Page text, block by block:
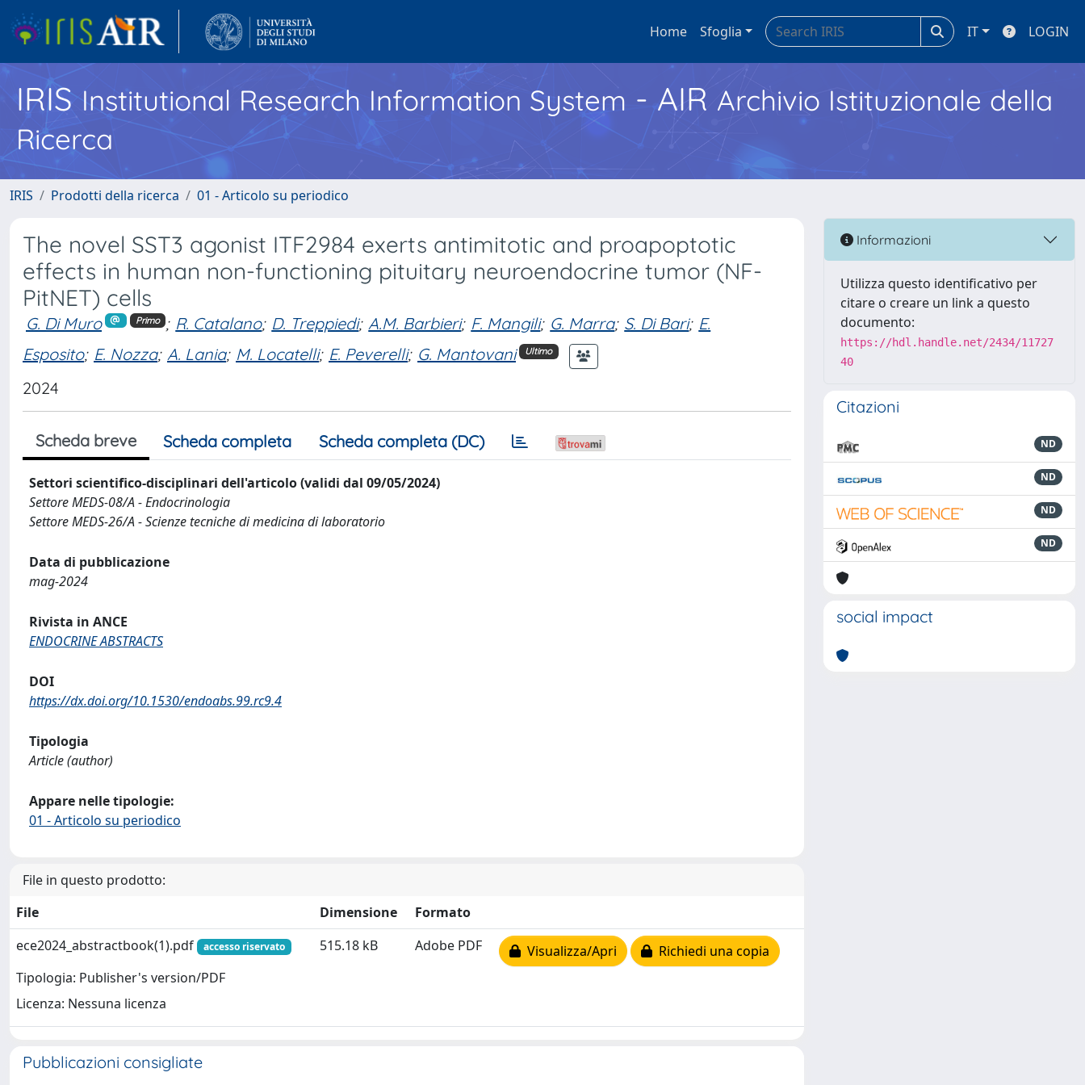
Home Sfoglia IT LOGIN
IRISInstitutional Research Information System - AIR Archivio Istituzionale della
Ricerca
IRIS Prodotti della ricerca 01 - Articolo su periodico
The novel SST3 agonist ITF2984 exerts antimitotic and proapoptotic
effects in human non-functioning pituitary neuroendocrine tumor (NF-
PitNET) cells
G. Di Muro Primo ; R. Catalano; D. Treppiedi; A.M. Barbieri; F. Mangili; G. Marra; S. Di Bari; E.
Esposito; E. Nozza; A. Lania; M. Locatelli; E. Peverelli; G. Mantovani Ultimo
2024
Scheda breve Scheda completa Scheda completa (DC)
Settori scientifico-disciplinari dell'articolo (validi dal 09/05/2024)
Settore MEDS-08/A - Endocrinologia
Settore MEDS-26/A - Scienze tecniche di medicina di laboratorio
Data di pubblicazione
mag-2024
Rivista in ANCE
ENDOCRINE ABSTRACTS
DOI
https://dx.doi.org/10.1530/endoabs.99.rc9.4
Tipologia
Article (author)
Appare nelle tipologie:
01 - Articolo su periodico
File in questo prodotto:
File
Dimensione
Formato
ece2024_abstractbook(1).pdf
accesso riservato
Tipologia: Publisher's version/PDF
Licenza: Nessuna licenza
515.18 kB Adobe PDF Visualizza/Apri Richiedi una copia
Pubblicazioni consigliate
Informazioni
Utilizza questo identificativo per
citare o creare un link a questo
documento:
https://hdl.handle.net/2434/11727
40
Citazioni
ND
ND
ND
ND
social impact